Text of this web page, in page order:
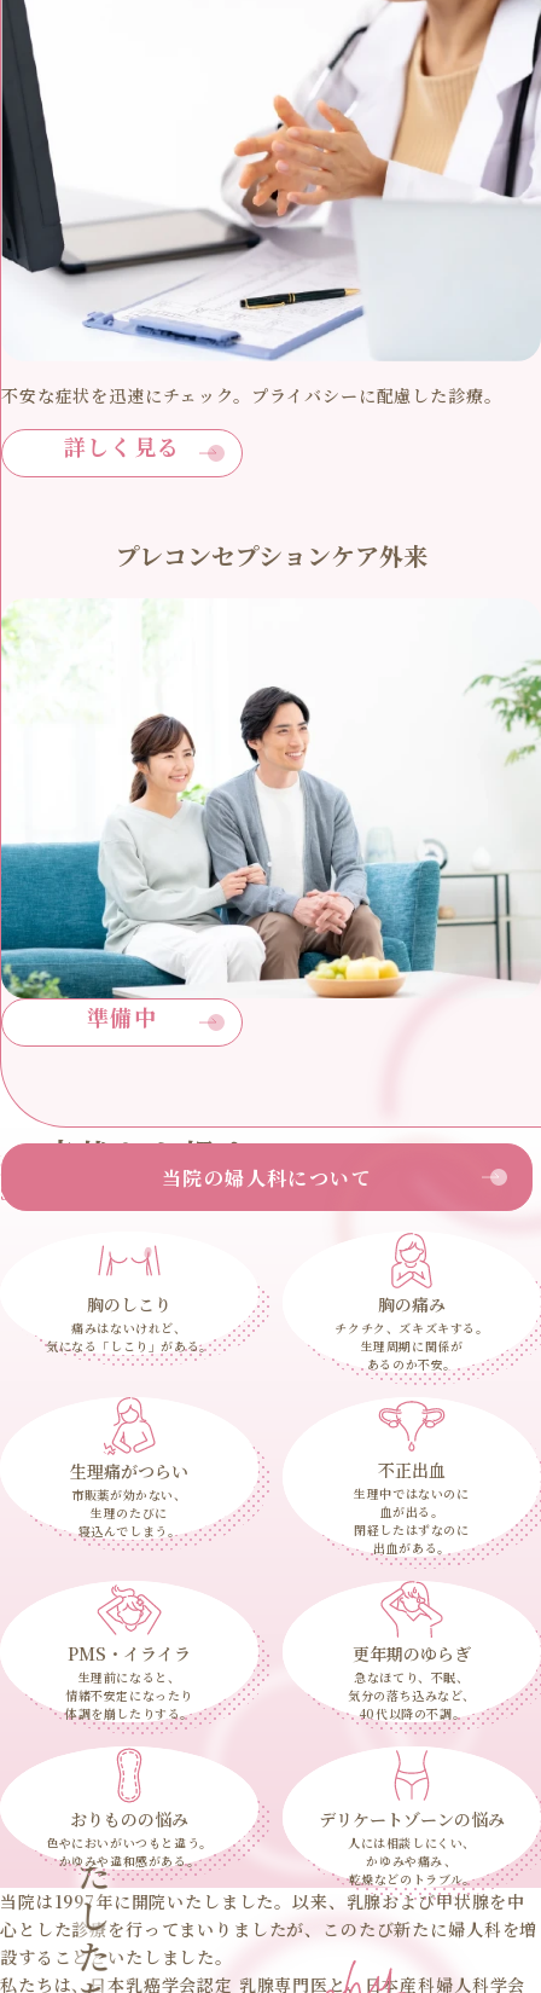
不安な症状を迅速にチェック。プライバシーに配慮した診療。
詳しく見る
プレコンセプションケア外来
準備中
当院の婦人科について
症状から探す
Search by symptoms
胸のしこり
痛みはないけれど、
気になる「しこり」がある。
胸の痛み
チクチク、ズキズキする。
生理周期に関係が
あるのか不安。
生理痛がつらい
市販薬が効かない、
生理のたびに
寝込んでしまう。
不正出血
生理中ではないのに
血が出る。
閉経したはずなのに
出血がある。
PMS・イライラ
生理前になると、
情緒不安定になったり
体調を崩したりする。
更年期のゆらぎ
急なほてり、不眠、
気分の落ち込みなど、
40代以降の不調。
おりものの悩み
色やにおいがいつもと違う。
かゆみや違和感がある。
デリケートゾーンの悩み
人には相談しにくい、
かゆみや痛み、
乾燥などのトラブル。
当院は1997年に開院いたしました。以来、乳腺および甲状腺を中
心とした診療を行ってまいりましたが、このたび新たに婦人科を増
設することといたしました。
私たちは、日本乳癌学会認定 乳腺専門医と、日本産科婦人科学会